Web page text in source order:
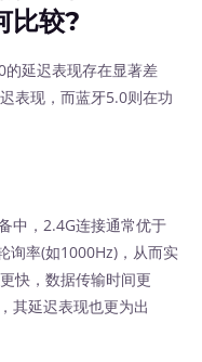
比较?
延迟表现存在显著差
表现，而蓝牙5.0则在功
，2.4G连接通常优于
询率(如1000Hz)，从而实
快，数据传输时间更
其延迟表现也更为出